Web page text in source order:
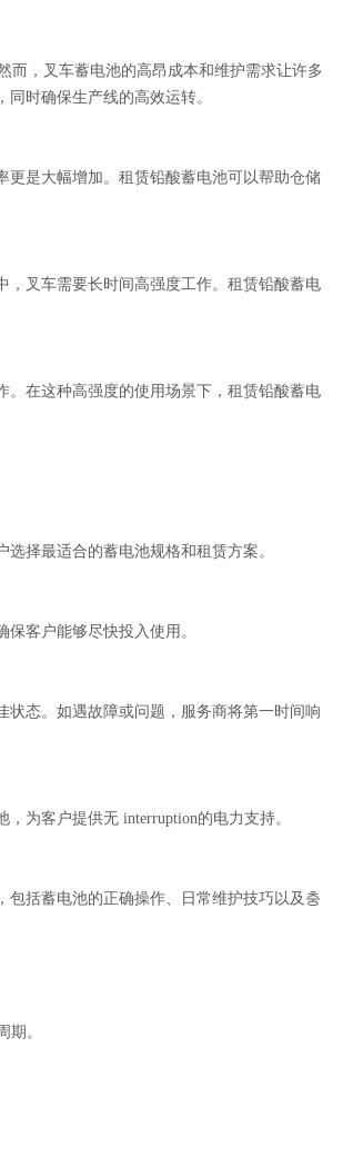
而，叉车蓄电池的高昂成本和维护需求让许多
时确保生产线的高效运转。
是大幅增加。租赁铅酸蓄电池可以帮助仓储
叉车需要长时间高强度工作。租赁铅酸蓄电
在这种高强度的使用场景下，租赁铅酸蓄电
择最适合的蓄电池规格和租赁方案。
客户能够尽快投入使用。
态。如遇故障或问题，服务商将第一时间响
为客户提供无 interruption的电力支持。
括蓄电池的正确操作、日常维护技巧以及충
。